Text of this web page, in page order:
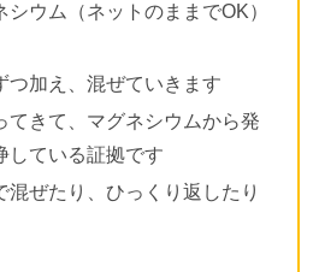
ウム（ネットのままでOK）
つ加え、混ぜていきます
てきて、マグネシウムから発
している証拠です
混ぜたり、ひっくり返したり